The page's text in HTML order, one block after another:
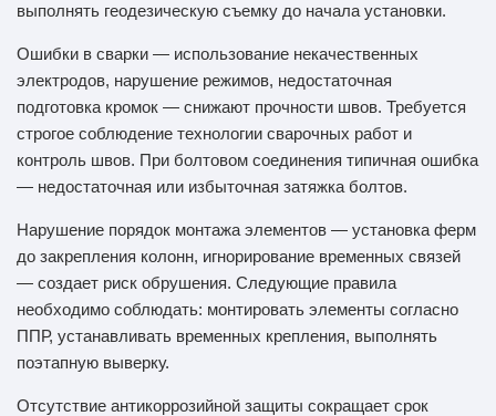
выполнять геодезическую съемку до начала установки.
Ошибки в сварки — использование некачественных
электродов, нарушение режимов, недостаточная
подготовка кромок — снижают прочности швов. Требуется
строгое соблюдение технологии сварочных работ и
контроль швов. При болтовом соединения типичная ошибка
— недостаточная или избыточная затяжка болтов.
Нарушение порядок монтажа элементов — установка ферм
до закрепления колонн, игнорирование временных связей
— создает риск обрушения. Следующие правила
необходимо соблюдать: монтировать элементы согласно
ППР, устанавливать временных крепления, выполнять
поэтапную выверку.
Отсутствие антикоррозийной защиты сокращает срок